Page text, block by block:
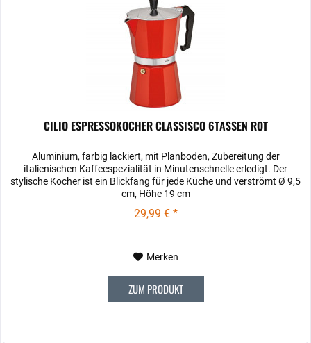
CILIO ESPRESSOKOCHER CLASSISCO 6TASSEN ROT
Aluminium, farbig lackiert, mit Planboden, Zubereitung der
italienischen Kaffeespezialität in Minutenschnelle erledigt. Der
stylische Kocher ist ein Blickfang für jede Küche und verströmt Ø 9,5
cm, Höhe 19 cm
29,99 € *
Merken
ZUM PRODUKT